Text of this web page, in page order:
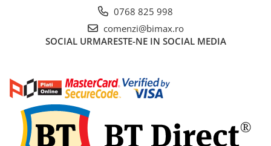
Baterie Trotineta Electrica
Cauciuc Trotineta Electrica
Camera Trotineta Electrica
Controller Trotineta Electrica
Acceleratie Trotineta Electrica
Display/Ecran Trotineta Electrica
Motor Trotineta Electrica
Kit Frână Hidraulică
0768 825 998
comenzi@bimax.ro
SOCIAL URMARESTE-NE IN SOCIAL MEDIA